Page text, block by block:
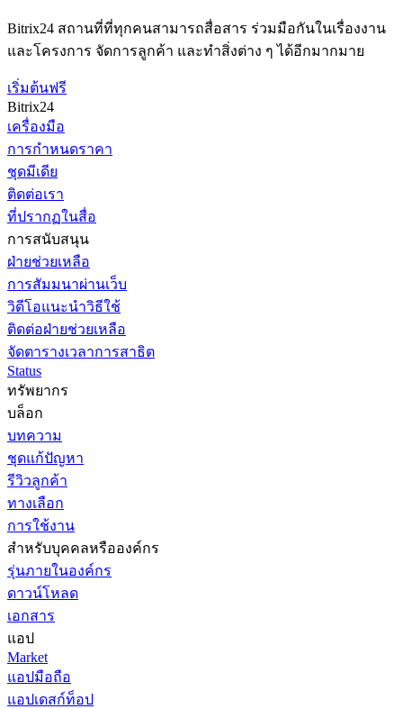
Bitrix24 สถานที่ที่ทุกคนสามารถสื่อสาร ร่วมมือกันในเรื่องงาน
และโครงการ จัดการลูกค้า และทำสิ่งต่าง ๆ ได้อีกมากมาย
เริ่มต้นฟรี
Bitrix24
เครื่องมือ
การกำหนดราคา
ชุดมีเดีย
ติดต่อเรา
ที่ปรากฏในสื่อ
การสนับสนุน
ฝ่ายช่วยเหลือ
การสัมมนาผ่านเว็บ
วิดีโอแนะนำวิธีใช้
ติดต่อฝ่ายช่วยเหลือ
จัดตารางเวลาการสาธิต
Status
ทรัพยากร
บล็อก
บทความ
ชุดแก้ปัญหา
รีวิวลูกค้า
ทางเลือก
การใช้งาน
สำหรับบุคคลหรือองค์กร
รุ่นภายในองค์กร
ดาวน์โหลด
เอกสาร
แอป
Market
แอปมือถือ
แอปเดสก์ท็อป